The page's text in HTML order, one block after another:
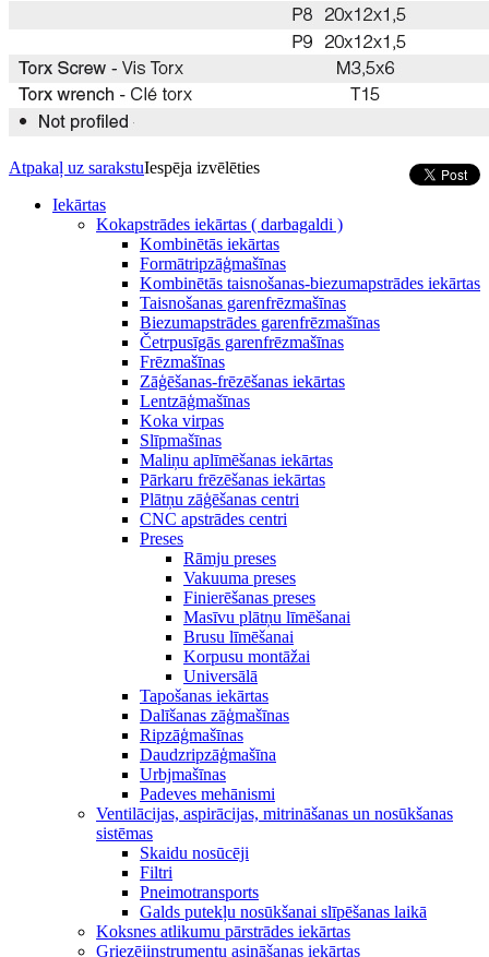
Atpakaļ uz sarakstuIespēja izvēlēties
Iekārtas
Kokapstrādes iekārtas ( darbagaldi )
Kombinētās iekārtas
Formātripzāģmašīnas
Kombinētās taisnošanas-biezumapstrādes iekārtas
Taisnošanas garenfrēzmašīnas
Biezumapstrādes garenfrēzmašīnas
Četrpusīgās garenfrēzmašīnas
Frēzmašīnas
Zāģēšanas-frēzēšanas iekārtas
Lentzāģmašīnas
Koka virpas
Slīpmašīnas
Maliņu aplīmēšanas iekārtas
Pārkaru frēzēšanas iekārtas
Plātņu zāģēšanas centri
CNC apstrādes centri
Preses
Rāmju preses
Vakuuma preses
Finierēšanas preses
Masīvu plātņu līmēšanai
Brusu līmēšanai
Korpusu montāžai
Universālā
Tapošanas iekārtas
Dalīšanas zāģmašīnas
Ripzāģmašīnas
Daudzripzāģmašīna
Urbjmašīnas
Padeves mehānismi
Ventilācijas, aspirācijas, mitrināšanas un nosūkšanas
sistēmas
Skaidu nosūcēji
Filtri
Pneimotransports
Galds putekļu nosūkšanai slīpēšanas laikā
Koksnes atlikumu pārstrādes iekārtas
Griezējinstrumentu asināšanas iekārtas